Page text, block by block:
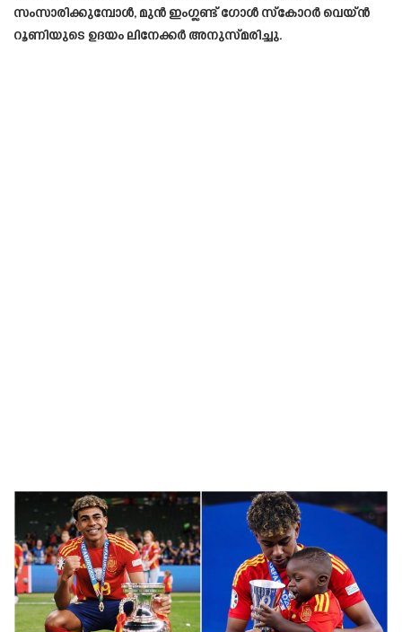
സംസാരിക്കുമ്പോൾ, മുൻ ഇംഗ്ലണ്ട് ഗോൾ സ്കോറർ വെയ്ൻ
റൂണിയുടെ ഉദയം ലിനേക്കർ അനുസ്മരിച്ചു.